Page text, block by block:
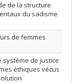
de la structure
du sadisme
de femmes
système de justice
éthiques vécus